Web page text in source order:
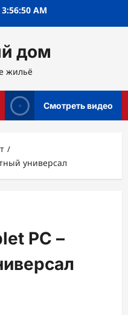
3:56:51 AM
дом
жильё
Смотреть видео
универсал
PC –